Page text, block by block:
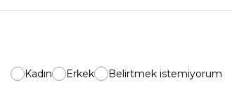
Kadın Erkek Belirtmek istemiyorum